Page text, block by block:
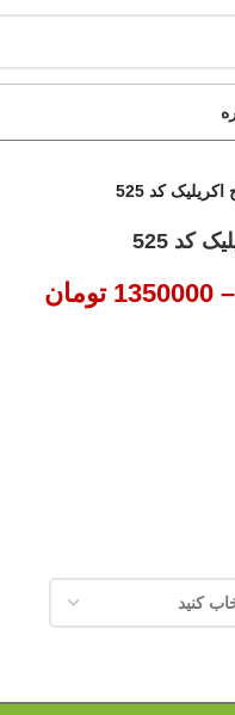
کد 525
کد 525
–
1350000 تومان